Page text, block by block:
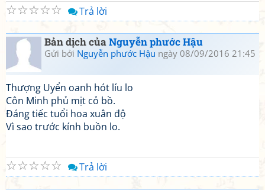
☆
☆
☆
☆
☆ Trả lời
Bản dịch củaNguyễn phước Hậu
Gửi bởi Nguyễn phước Hậu ngày 08/09/2016 21:45
Thượng Uyển oanh hót líu lo
Côn Minh phủ mịt cỏ bồ.
Đáng tiếc tuổi hoa xuân độ
Vì sao trước kính buồn lo.
☆
☆
☆
☆
☆ Trả lời